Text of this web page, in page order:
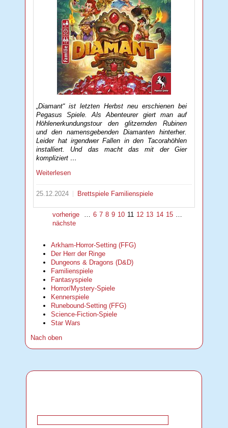
„Diamant“ ist letzten Herbst neu erschienen bei
Pegasus Spiele. Als Abenteurer giert man auf
Höhlenerkundungstour den glitzernden Rubinen
und den namensgebenden Diamanten hinterher.
Leider hat irgendwer Fallen in den Tacorahöhlen
installiert. Und das macht das mit der Gier
kompliziert …
Weiterlesen
25.12.2024 Brettspiele Familienspiele
vorherige 6 7 8 9 10 11 12 13 14 15
nächste
Arkham-Horror-Setting (FFG)
Der Herr der Ringe
Dungeons & Dragons (D&D)
Familienspiele
Fantasyspiele
Horror/Mystery-Spiele
Kennerspiele
Runebound-Setting (FFG)
Science-Fiction-Spiele
Star Wars
Nach oben